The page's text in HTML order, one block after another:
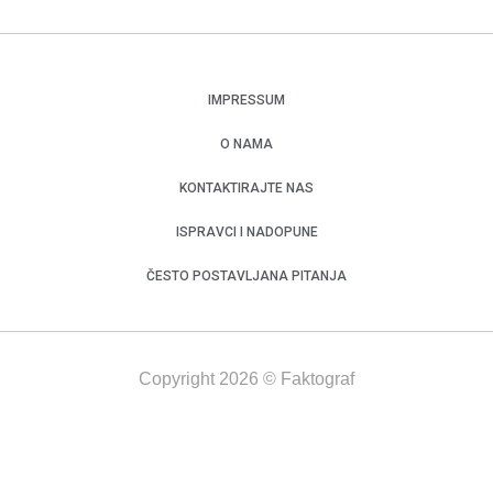
IMPRESSUM
O NAMA
KONTAKTIRAJTE NAS
ISPRAVCI I NADOPUNE
ČESTO POSTAVLJANA PITANJA
Copyright 2026 © Faktograf